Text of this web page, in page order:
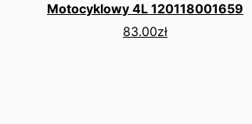
Motocyklowy 4L 120118001659
83.00zł